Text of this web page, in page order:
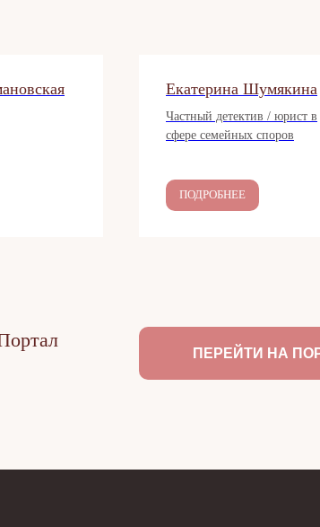
Екатерина Шумякина
Частный детектив / юрист в
сфере семейных споров
ПОДРОБНЕЕ
ПЕРЕЙТИ НА